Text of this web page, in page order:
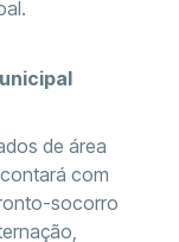
de área
com
socorro